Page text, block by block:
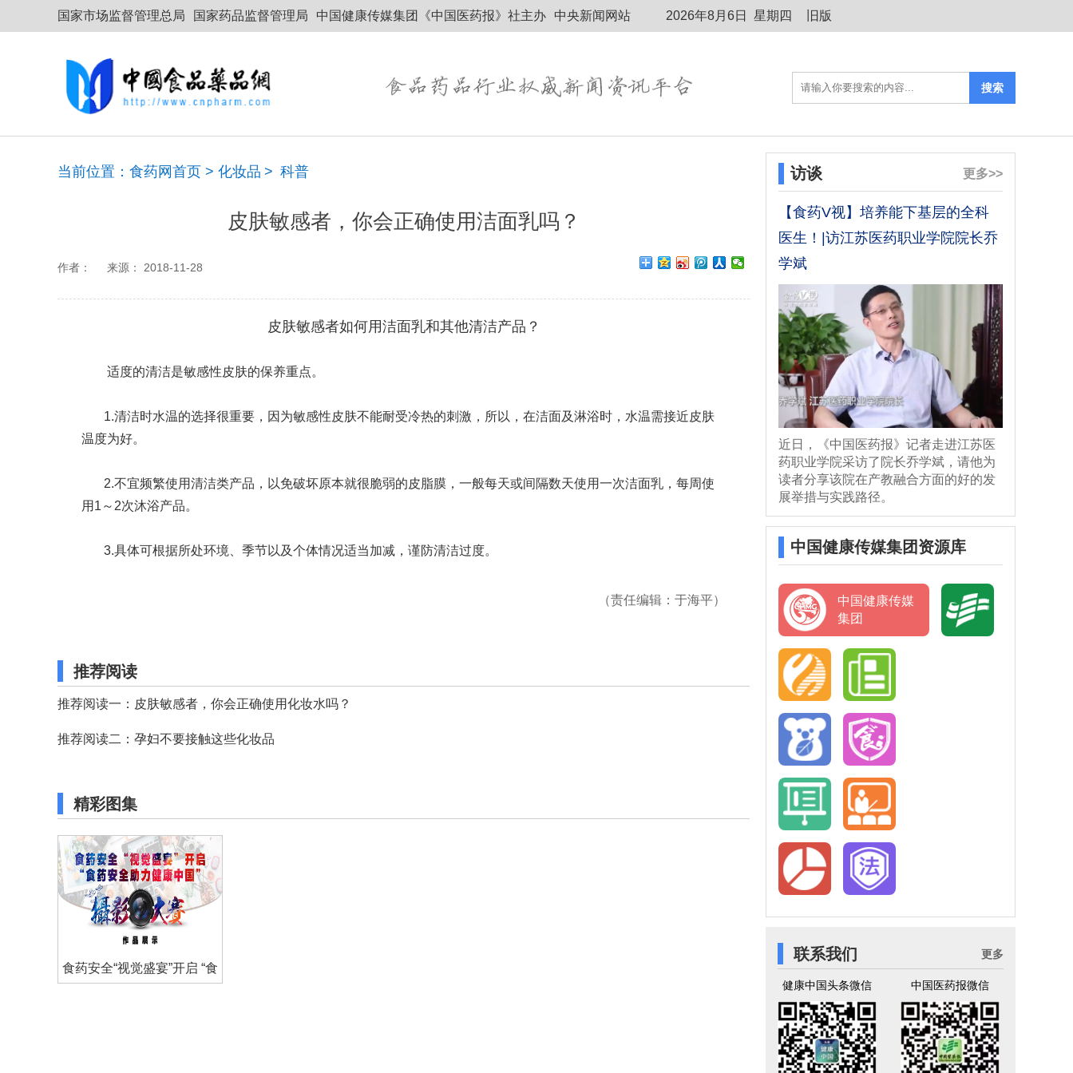
国家市场监督管理总局 国家药品监督管理局 中国健康传媒集团《中国医药报》社主办 中央新闻网站 2026年8月6日 星期四 旧版
当前位置： 食药网首页 > 化妆品 > 科普
皮肤敏感者，你会正确使用洁面乳吗？
作者： 来源： 2018-11-28
皮肤敏感者如何用洁面乳和其他清洁产品？
适度的清洁是敏感性皮肤的保养重点。
1.清洁时水温的选择很重要，因为敏感性皮肤不能耐受冷热的刺激，所以，在洁面及淋浴时，水温需接近皮肤
温度为好。
2.不宜频繁使用清洁类产品，以免破坏原本就很脆弱的皮脂膜，一般每天或间隔数天使用一次洁面乳，每周使
用1～2次沐浴产品。
3.具体可根据所处环境、季节以及个体情况适当加减，谨防清洁过度。
（责任编辑：于海平）
推荐阅读
推荐阅读一：皮肤敏感者，你会正确使用化妆水吗？
推荐阅读二：孕妇不要接触这些化妆品
精彩图集
食药安全“视觉盛宴”开启 “食
访谈 更多>>
【食药V视】培养能下基层的全科
医生！|访江苏医药职业学院院长乔
学斌
近日，《中国医药报》记者走进江苏医
药职业学院采访了院长乔学斌，请他为
读者分享该院在产教融合方面的好的发
展举措与实践路径。
中国健康传媒集团资源库
中国健康传媒
集团
药科技
出版社
食品药
品监
管》杂
志
药师在
食安在
线
天和会
展
天享培
训
联系我们 更多
健康中国头条微信 中国医药报微信